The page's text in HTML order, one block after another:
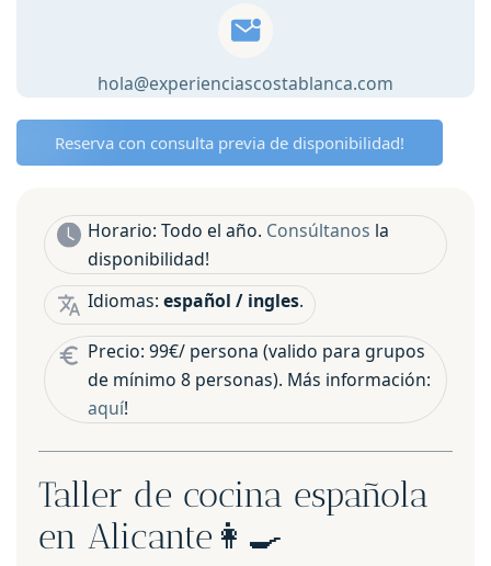
hola@experienciascostablanca.com
Reserva con consulta previa de disponibilidad!
Horario: Todo el año. Consúltanos la
disponibilidad!
Idiomas: español / ingles.
Precio: 99€/ persona (valido para grupos
de mínimo 8 personas). Más información:
aquí!
Taller de cocina española
en Alicante👩‍🍳